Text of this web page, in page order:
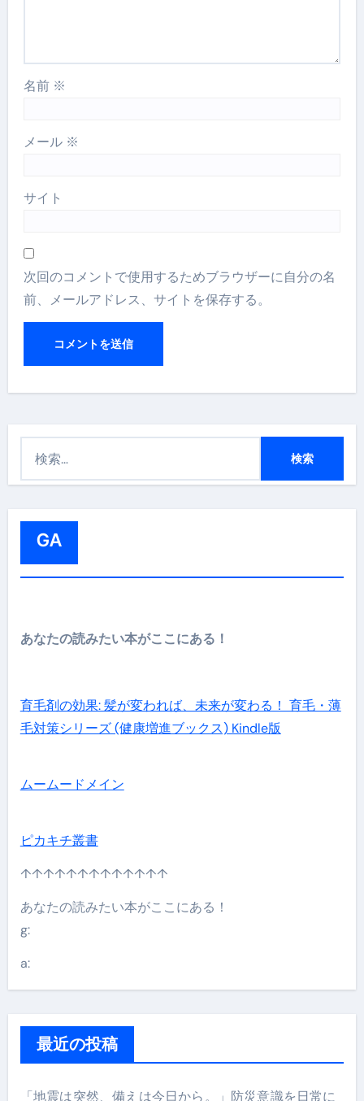
名前 ※
メール ※
サイト
次回のコメントで使用するためブラウザーに自分の名
前、メールアドレス、サイトを保存する。
GA
あなたの読みたい本がここにある！
育毛剤の効果: 髪が変われば、未来が変わる！ 育毛・薄
毛対策シリーズ (健康増進ブックス) Kindle版
ムームードメイン
ピカキチ叢書
↑↑↑↑↑↑↑↑↑↑↑↑↑
あなたの読みたい本がここにある！
g:
a:
最近の投稿
「地震は突然、備えは今日から。」防災意識を日常に